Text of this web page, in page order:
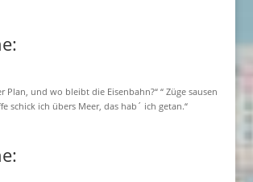
Plan, und wo bleibt die Eisenbahn?“ “ Züge sausen
schick ich übers Meer, das hab´ ich getan.“